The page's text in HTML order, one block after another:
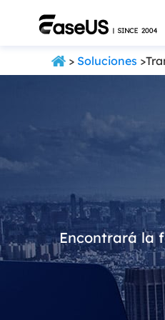
> Soluciones
Encontrará la